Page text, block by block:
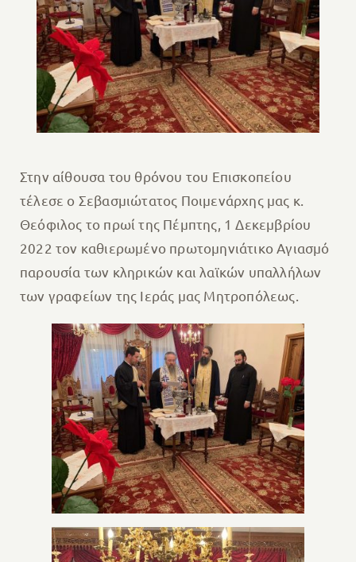
Στην αίθουσα του θρόνου του Επισκοπείου
τέλεσε ο Σεβασμιώτατος Ποιμενάρχης μας κ.
Θεόφιλος το πρωί της Πέμπτης, 1 Δεκεμβρίου
2022 τον καθιερωμένο πρωτομηνιάτικο Αγιασμό
παρουσία των κληρικών και λαϊκών υπαλλήλων
των γραφείων της Ιεράς μας Μητροπόλεως.